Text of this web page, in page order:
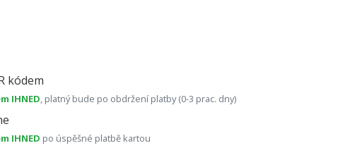
kódem
IHNED, platný bude po obdržení platby (0-3 prac. dny)
IHNED po úspěšné platbě kartou